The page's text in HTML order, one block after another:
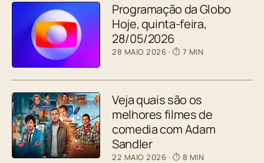
Programação da Globo
Hoje, quinta-feira,
28/05/2026
28 MAIO 2026 · ⏱ 7 MIN
Veja quais são os
melhores filmes de
comedia com Adam
Sandler
22 MAIO 2026 · ⏱ 8 MIN